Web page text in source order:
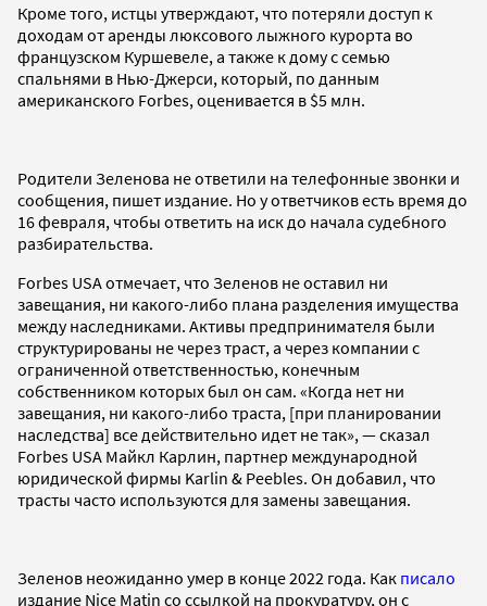
Кроме того, истцы утверждают, что потеряли доступ к
доходам от аренды люксового лыжного курорта во
французском Куршевеле, а также к дому с семью
спальнями в Нью-Джерси, который, по данным
американского Forbes, оценивается в $5 млн.
Родители Зеленова не ответили на телефонные звонки и
сообщения, пишет издание. Но у ответчиков есть время до
16 февраля, чтобы ответить на иск до начала судебного
разбирательства.
Forbes USA отмечает, что Зеленов не оставил ни
завещания, ни какого-либо плана разделения имущества
между наследниками. Активы предпринимателя были
структурированы не через траст, а через компании с
ограниченной ответственностью, конечным
собственником которых был он сам. «Когда нет ни
завещания, ни какого-либо траста, [при планировании
наследства] все действительно идет не так», — сказал
Forbes USA Майкл Карлин, партнер международной
юридической фирмы Karlin & Peebles. Он добавил, что
трасты часто используются для замены завещания.
Зеленов неожиданно умер в конце 2022 года. Как писало
издание Nice Matin со ссылкой на прокуратуру, он с